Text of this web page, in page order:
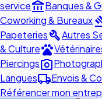
serviceaccount_balanceBanques &
Coworking & Bureaux
PapeteriesbuildAutres
& Culturepets
Piercingsphoto_camera
Langueslocal_shippingEnvois &
Référencer mon